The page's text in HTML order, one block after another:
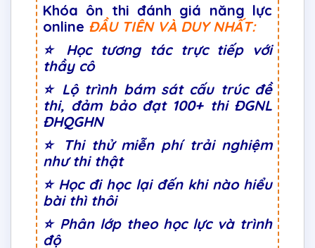
Khóa ôn thi đánh giá năng lực
online ĐẦU TIÊN VÀ DUY NHẤT:
⭐ Học tương tác trực tiếp với
thầy cô
⭐ Lộ trình bám sát cấu trúc đề
thi, đảm bảo đạt 100+ thi ĐGNL
ĐHQGHN
⭐ Thi thử miễn phí trải nghiệm
như thi thật
⭐ Học đi học lại đến khi nào hiểu
bài thì thôi
⭐ Phân lớp theo học lực và trình
độ